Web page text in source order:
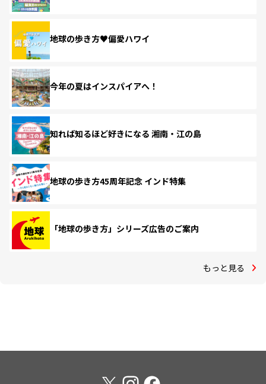
地球の歩き方♥偏愛ハワイ
今年の夏はインスパイアへ！
知れば知るほど好きになる 湘南・江の島
地球の歩き方45周年記念 インド特集
「地球の歩き方」シリーズ広告のご案内
もっと見る